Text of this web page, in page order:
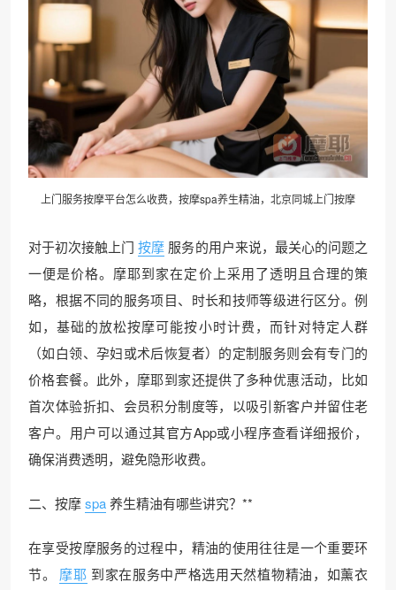
上门服务按摩平台怎么收费，按摩spa养生精油， 北京同城上门按摩
对于初次接触上门 按摩 服务的用户来说，最关心的问题之
一便是价格。摩耶到家在定价上采用了透明且合理的策
略，根据不同的服务项目、时长和技师等级进行区分。例
如，基础的放松按摩可能按小时计费，而针对特定人群
（如白领、孕妇或术后恢复者）的定制服务则会有专门的
价格套餐。此外，摩耶到家还提供了多种优惠活动，比如
首次体验折扣、会员积分制度等，以吸引新客户并留住老
客户。用户可以通过其官方App或小程序查看详细报价，
确保消费透明，避免隐形收费。
二、按摩spa养生精油有哪些讲究？**
在享受按摩服务的过程中，精油的使用往往是一个重要环
节。
摩耶 到家在服务中严格选用天然植物精油，如薰衣